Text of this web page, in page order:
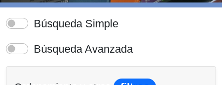
Búsqueda Simple
Búsqueda Avanzada